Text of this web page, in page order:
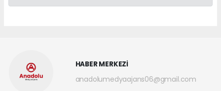
HABER MERKEZİ
anadolumedyaajans06@gmail.com